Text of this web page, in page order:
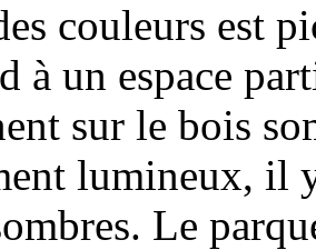
couleurs est
à un espace
sur le bois
lumineux, il
Le